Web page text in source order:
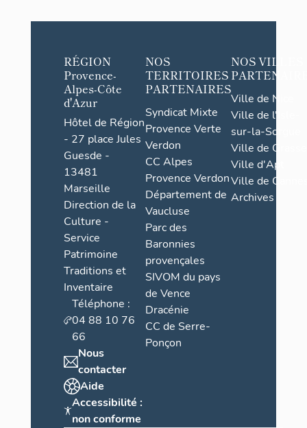
RÉGION
Provence-
Alpes-Côte
d'Azur
Hôtel de Région
- 27 place Jules
Guesde -
13481
Marseille
Direction de la
Culture -
Service
Patrimoine
Traditions et
Inventaire
Téléphone :
04 88 10 76
66
Nous
contacter
Aide
Accessibilité :
non conforme
NOS
TERRITOIRES
PARTENAIRES
Syndicat Mixte
Provence Verte
Verdon
CC Alpes
Provence Verdon
Département de
Vaucluse
Parc des
Baronnies
provençales
SIVOM du pays
de Vence
Dracénie
CC de Serre-
Ponçon
NOS VILLES
Ville de Nice
Ville de l'Isle-
sur-la-Sorgue
Ville de Grasse
Ville d'Apt
Ville de
Archives